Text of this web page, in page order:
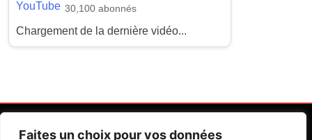
Faites un choix pour vos données
30,100 abonnés
Chargement de la dernière vidéo...